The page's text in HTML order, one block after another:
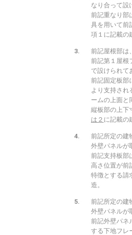
なり合って設
前記重なり部
具を用いて前
項１に記載の
前記屋根部は
前記第１屋根
で設けられて
前記固定板部
より支持され
ームの上面と
縦板部の上下
は２ に記載の
前記所定の建
外壁パネルが
前記支持板部
高さ位置が前
特徴とする請
造。
前記所定の建
外壁パネルが
前記外壁パネ
する下地フレ